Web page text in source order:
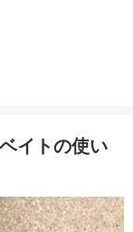
イトの使い